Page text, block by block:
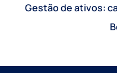
Gestão de ativos: